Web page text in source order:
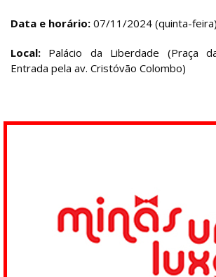
Data e horário: 07/11/2024 (quinta-
Local: Palácio da Liberdade (Praça
Entrada pela av. Cristóvão Colombo)